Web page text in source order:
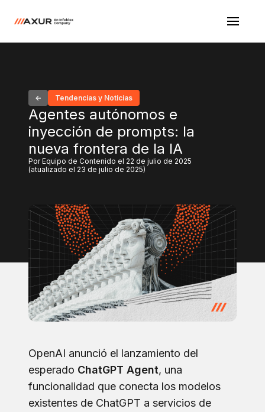
Tendencias y Noticias
Agentes autónomos e
inyección de prompts: la
nueva frontera de la IA
Por Equipo de Contenido el 22 de julio de 2025
(atualizado el 23 de julio de 2025)
OpenAI anunció el lanzamiento del
esperado ChatGPT Agent, una
funcionalidad que conecta los modelos
existentes de ChatGPT a servicios de